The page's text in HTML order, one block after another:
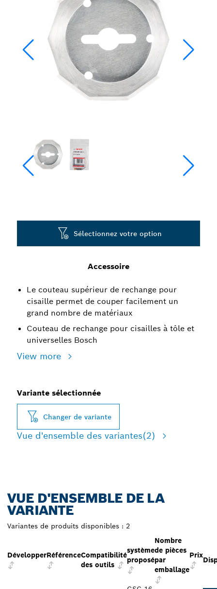
Accessoire
Le couteau supérieur de rechange pour
cisaille permet de couper facilement un
grand nombre de matériaux
Couteau de rechange pour cisailles à tôle et
universelles Bosch
View more
Sélectionnez votre option
Variante sélectionnée
Changer de variante
Vue d'ensemble des variantes(2)
VUE D'ENSEMBLE DE LA
VARIANTE
Variantes de produits disponibles : 2
DévelopperRéférenceCompatibilité
des outils
système
proposé
Nombre
de pièces
par
emballage
Prix